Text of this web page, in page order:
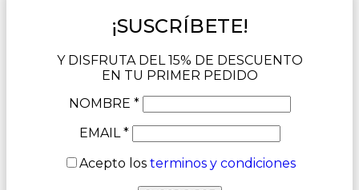
¡SUSCRÍBETE!
Y DISFRUTA DEL 15% DE DESCUENTO
EN TU PRIMER PEDIDO
NOMBRE *
EMAIL *
Acepto los terminos y condiciones